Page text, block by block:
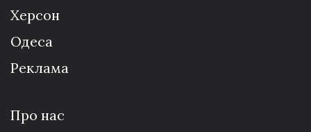
Херсон
Одеса
Реклама
Про нас